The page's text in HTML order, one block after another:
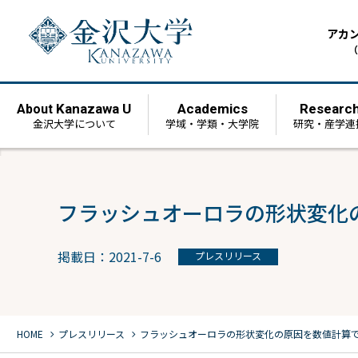
アカ
About Kanazawa U
金沢大学について
Academics
学域・学類・大学院 研究・産学
フラッシュオーロラの形状変
掲載日：2021-7-6 プレスリリース
HOME chevron_right プレスリリース chevron_right フラッシュオーロラの形状変化の原因を数値計算